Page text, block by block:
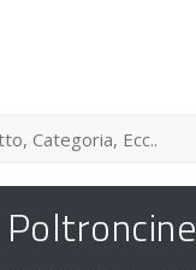
Poltroncine